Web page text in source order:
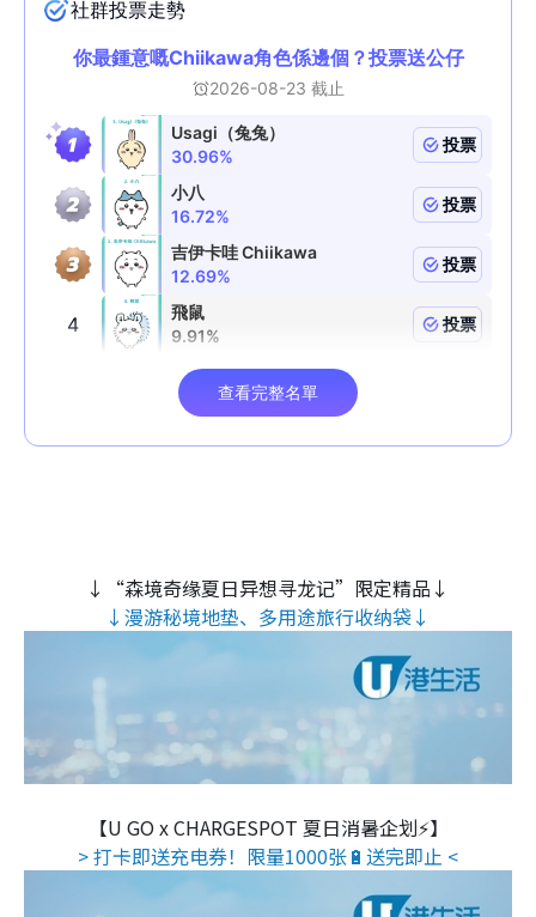
↓“森境奇缘夏日异想寻龙记”限定精品↓
↓漫游秘境地垫、多用途旅行收纳袋↓
【U GO x CHARGESPOT 夏日消暑企划⚡】
> 打卡即送充电券！限量1000张🔋送完即止 <